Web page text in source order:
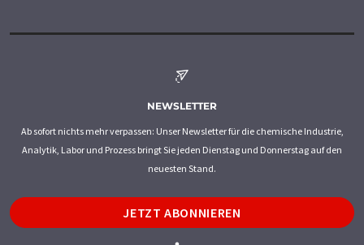
NEWSLETTER
Ab sofort nichts mehr verpassen: Unser Newsletter für die chemische Industrie,
Analytik, Labor und Prozess bringt Sie jeden Dienstag und Donnerstag auf den
neuesten Stand.
JETZT ABONNIEREN